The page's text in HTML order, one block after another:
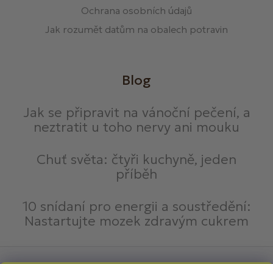
Ochrana osobních údajů
Jak rozumět datům na obalech potravin
Blog
Jak se připravit na vánoční pečení, a
neztratit u toho nervy ani mouku
Chuť světa: čtyři kuchyně, jeden
příběh
10 snídaní pro energii a soustředění:
Nastartujte mozek zdravým cukrem